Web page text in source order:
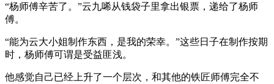
“杨师傅辛苦了。”云九唏从钱袋子里拿出银票，递给了杨师
傅。
“能为云大小姐制作东西，是我的荣幸。”这些日子在制作按期
时，杨师傅可谓是受益匪浅。
他感觉自己已经上升了一个层次，和其他的铁匠师傅完全不